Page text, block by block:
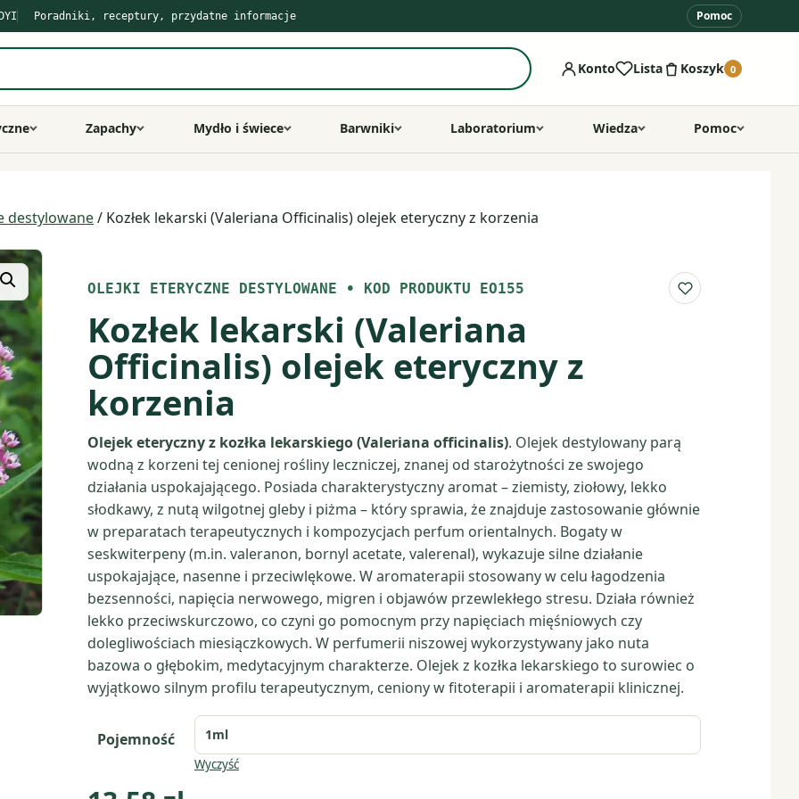
Poradniki, receptury, przydatne informacje Pomoc
Konto Lista Koszyk 0
Zapachy Mydło i świece Barwniki Laboratorium Wiedza Pomoc
destylowane/ Kozłek lekarski (Valeriana Officinalis) olejek eteryczny z korzenia
OLEJKI ETERYCZNE DESTYLOWANE • KOD PRODUKTU EO155 Do listy
Kozłek lekarski (Valeriana
Officinalis) olejek eteryczny z
korzenia
Olejek eteryczny z kozłka lekarskiego (Valeriana officinalis). Olejek destylowany parą
wodną z korzeni tej cenionej rośliny leczniczej, znanej od starożytności ze swojego
działania uspokajającego. Posiada charakterystyczny aromat – ziemisty, ziołowy, lekko
słodkawy, z nutą wilgotnej gleby i piżma – który sprawia, że znajduje zastosowanie głównie
w preparatach terapeutycznych i kompozycjach perfum orientalnych. Bogaty w
seskwiterpeny (m.in. valeranon, bornyl acetate, valerenal), wykazuje silne działanie
uspokajające, nasenne i przeciwlękowe. W aromaterapii stosowany w celu łagodzenia
bezsenności, napięcia nerwowego, migren i objawów przewlekłego stresu. Działa również
lekko przeciwskurczowo, co czyni go pomocnym przy napięciach mięśniowych czy
dolegliwościach miesiączkowych. W perfumerii niszowej wykorzystywany jako nuta
bazowa o głębokim, medytacyjnym charakterze. Olejek z kozłka lekarskiego to surowiec o
wyjątkowo silnym profilu terapeutycznym, ceniony w fitoterapii i aromaterapii klinicznej.
Pojemność
Wyczyść